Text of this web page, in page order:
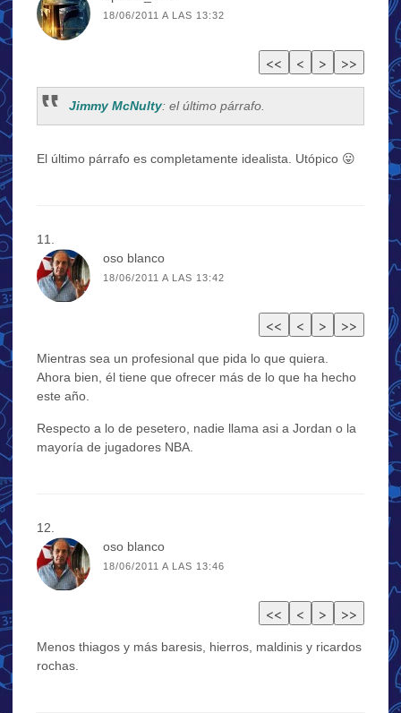
18/06/2011 A LAS 13:32
Jimmy McNulty: el último párrafo.
El último párrafo es completamente idealista. Utópico 😛
oso blanco
18/06/2011 A LAS 13:42
Mientras sea un profesional que pida lo que quiera.
Ahora bien, él tiene que ofrecer más de lo que ha hecho
este año.
Respecto a lo de pesetero, nadie llama asi a Jordan o la
mayoría de jugadores NBA.
oso blanco
18/06/2011 A LAS 13:46
Menos thiagos y más baresis, hierros, maldinis y ricardos
rochas.